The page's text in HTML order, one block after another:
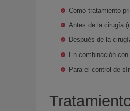
Como tratamiento
Antes de la cirugía
Después de la
En combinación
Para el control de